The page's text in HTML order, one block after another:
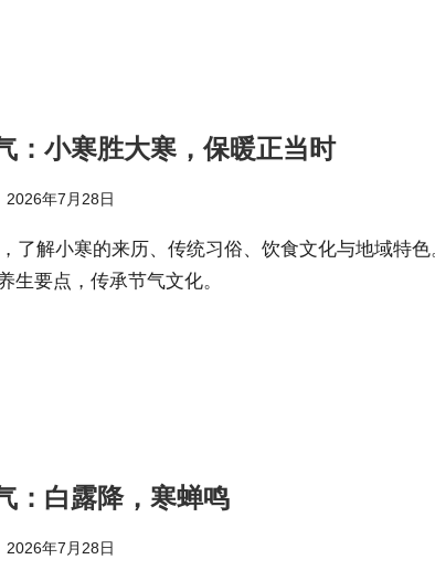
：小寒胜大寒，保暖正当时
2026年7月28日
了解小寒的来历、传统习俗、饮食文化与地域特
生要点，传承节气文化。
：白露降，寒蝉鸣
2026年7月28日